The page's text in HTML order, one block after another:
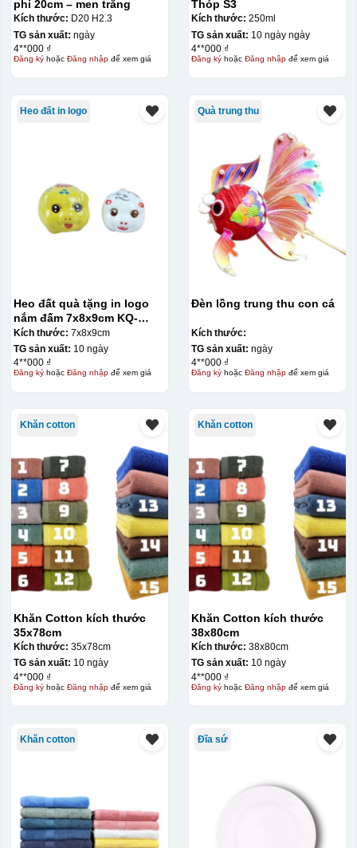
phi 20cm – men trắng
Kích thước: D20 H2.3
TG sản xuất: ngày
4**000 ₫
Đăng kýhoặc Đăng nhậpđể xem giá
Thóp S3
Kích thước: 250ml
TG sản xuất: 10 ngày ngày
4**000 ₫
Đăng kýhoặc Đăng nhậpđể xem giá
Heo đất in logo
Heo đất quà tặng in logo
nắm đấm 7x8x9cm KQ-
HĐ02
Kích thước: 7x8x9cm
TG sản xuất: 10 ngày
4**000 ₫
Đăng kýhoặc Đăng nhậpđể xem giá
Quà trung thu
Đèn lồng trung thu con cá
Kích thước:
TG sản xuất: ngày
4**000 ₫
Đăng kýhoặc Đăng nhậpđể xem giá
Khăn cotton
Khăn Cotton kích thước
35x78cm
Kích thước: 35x78cm
TG sản xuất: 10 ngày
4**000 ₫
Đăng kýhoặc Đăng nhậpđể xem giá
Khăn cotton
Khăn Cotton kích thước
38x80cm
Kích thước: 38x80cm
TG sản xuất: 10 ngày
4**000 ₫
Đăng kýhoặc Đăng nhậpđể xem giá
Khăn cotton Đĩa sứ